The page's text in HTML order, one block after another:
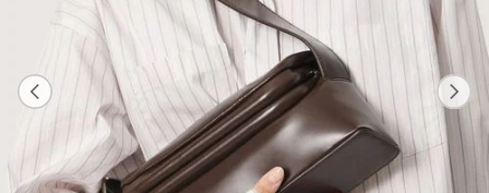
3 34
1 34